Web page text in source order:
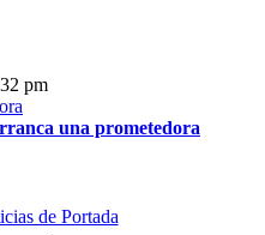
pm
una prometedora
de Portada